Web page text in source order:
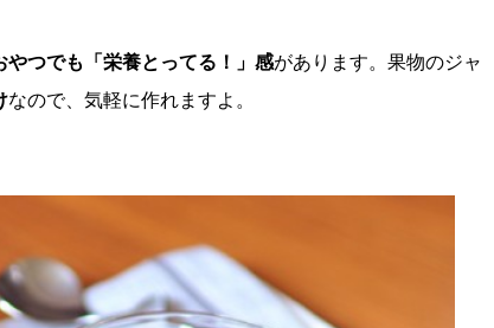
やつでも「栄養とってる！」感があります。果物のジャ
なので、気軽に作れますよ。